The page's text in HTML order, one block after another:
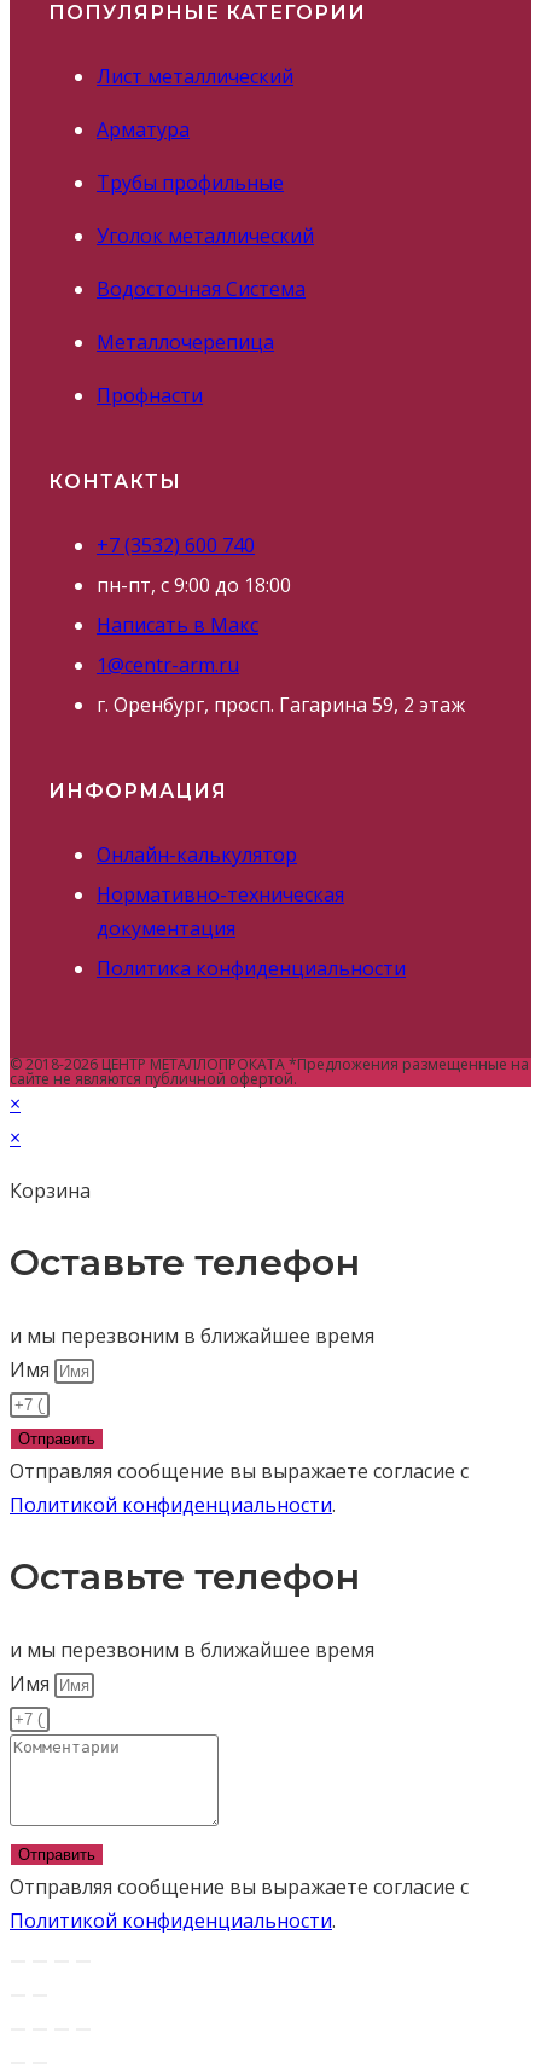
ПОПУЛЯРНЫЕ КАТЕГОРИИ
Лист металлический
Арматура
Трубы профильные
Уголок металлический
Водосточная Система
Металлочерепица
Профнасти
КОНТАКТЫ
+7 (3532) 600 740
пн-пт, с 9:00 до 18:00
Написать в Макс
1@centr-arm.ru
г. Оренбург, просп. Гагарина 59, 2 этаж
ИНФОРМАЦИЯ
Онлайн-калькулятор
Нормативно-техническая
документация
Политика конфиденциальности
© 2018-2026 ЦЕНТР МЕТАЛЛОПРОКАТА *Предложения размещенные на
сайте не являются публичной офертой.
×
×
Корзина
Оставьте телефон
и мы перезвоним в ближайшее время
Имя
Отправить
Отправляя сообщение вы выражаете согласие с
Политикой конфиденциальности.
Оставьте телефон
и мы перезвоним в ближайшее время
Имя
Отправить
Отправляя сообщение вы выражаете согласие с
Политикой конфиденциальности.